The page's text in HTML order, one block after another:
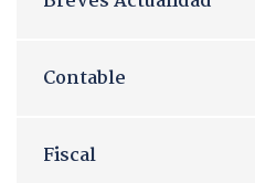
Contable
Fiscal